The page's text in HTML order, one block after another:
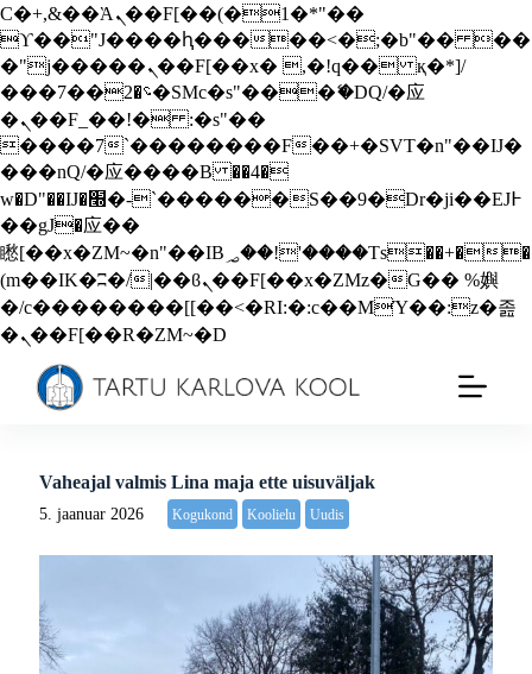
Ϲ�+,&��Ὰܢ��F[��(�1�*"��
ϒ��"J����ԧ�����<�;�b"�� ��
�"j�����ܢ��F[��x� ,�!q�� қ�*]/
���؝�2��7�SMc�s"���ޭ�DQ/�应
�ܢ��F_��!� :�s"��
����7`��������F��+�SVT�n"��IJ�
���nQ/�应����B ��4�
w�D"��IJ�׭�-`������S��9�Dr�ji��EJ߅
��gJ�应��
矁[��x�ZM~�n"��IB؃��!'����Тѕ��+��
(m��IK�ʭ�/|��ϐܢ��F[��x�ZMz�G�� %嬩
�/c��������[[��<�RI:�:c��MΎ��:z�졾
�ܢ��F[��R�ZM~�D
Vaheajal valmis Lina maja ette uisuväljak
5. jaanuar 2026 Kogukond Koolielu Uudis